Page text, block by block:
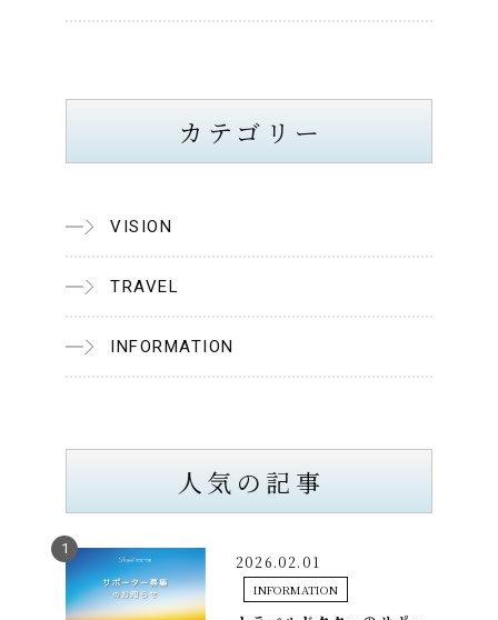
カテゴリー
VISION
TRAVEL
INFORMATION
人気の記事
2026.02.01
INFORMATION